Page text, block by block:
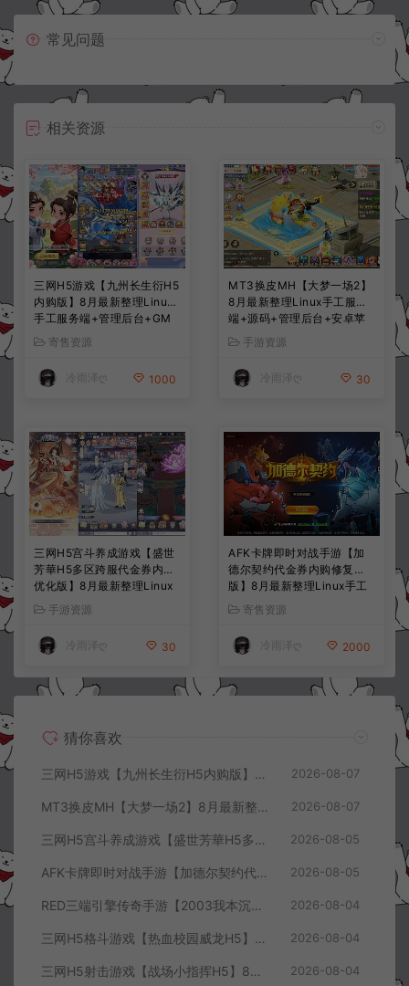
常见问题
相关资源
三网H5游戏【九州长生衍H5
内购版】8月最新整理Linux
手工服务端+管理后台+GM
授权后台+简易安卓客户端
+详细搭建教程+视频教程
寄售资源
冷雨泽ღ 1000
MT3换皮MH【大梦一场2】
8月最新整理Linux手工服务
端+源码+管理后台+安卓苹
果双端+详细搭建教程+视频
教程
手游资源
冷雨泽ღ 30
三网H5宫斗养成游戏【盛世
芳華H5多区跨服代金券内购
优化版】8月最新整理Linux
手工服务端+CDK授权后台
+全资源安卓+详细搭建教程
+视频教程
手游资源
冷雨泽ღ 30
AFK卡牌即时对战手游【加
德尔契约代金券内购修复
版】8月最新整理Linux手工
服务端+前后端全套源码+CD
K授权后台+安卓苹果双端
+详细搭建教程+视频教程
寄售资源
冷雨泽ღ 2000
猜你喜欢
三网H5游戏【九州长生衍H5内购版】8月最新整理Linux手工服务端+管理后台+GM授权后台+简易安卓客户端+详细搭建教程+视频教程 2026-08-07
MT3换皮MH【大梦一场2】8月最新整理Linux手工服务端+源码+管理后台+安卓苹果双端+详细搭建教程+视频教程 2026-08-07
三网H5宫斗养成游戏【盛世芳華H5多区跨服代金券内购优化版】8月最新整理Linux手工服务端+CDK授权后台+全资源安卓+详细搭建教程+视频教程 2026-08-05
AFK卡牌即时对战手游【加德尔契约代金券内购修复版】8月最新整理Linux手工服务端+前后端全套源码+CDK授权后台+安卓苹果双端+详细搭建教程+视频教程 2026-08-05
RED三端引擎传奇手游【2003我本沉默三职业】8月最新整理Win一键服务端+PC安卓+详细搭建教程 2026-08-04
三网H5格斗游戏【热血校园威龙H5】8月最新整理Linux手工服务端+Win一键服务端+解压即玩+简易安卓客户端+详细搭建教程 2026-08-04
三网H5射击游戏【战场小指挥H5】8月最新整理Linux手工服务端+Win一键服务端+解压即玩+简易安卓客户端+详细搭建教程 2026-08-04